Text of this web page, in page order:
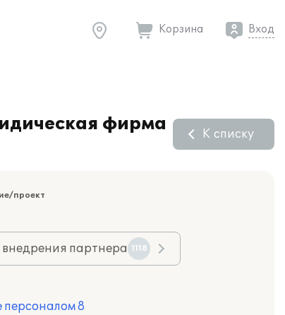
Корзина Вход
фирма
К списку
проект
внедрения партнера 1118
персоналом 8